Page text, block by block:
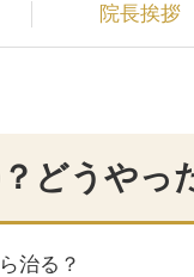
院長挨拶
どうやっ
治る？